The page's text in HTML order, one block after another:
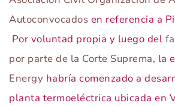
Autoconvocados en referencia a
Por voluntad propia y luego del
por parte de la Corte Suprema, la
Energy habría comenzado a
planta termoeléctrica ubicada en